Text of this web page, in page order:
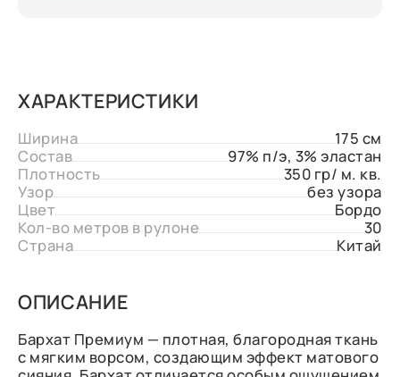
ХАРАКТЕРИСТИКИ
Ширина
175 см
Состав
97% п/э, 3% эластан
Плотность
350 гр/ м. кв.
Узор
без узора
Цвет
Бордо
Кол-во метров в рулоне
30
Страна
Китай
ОПИСАНИЕ
Бархат Премиум — плотная, благородная ткань
с мягким ворсом, создающим эффект матового